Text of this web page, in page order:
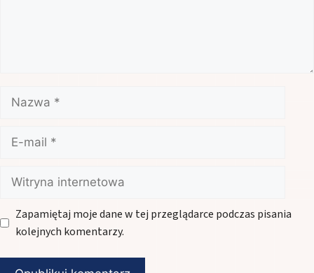
Nazwa
mail
Witryna
internetowa
Zapamiętaj moje dane w tej przeglądarce podczas pisania
kolejnych komentarzy.